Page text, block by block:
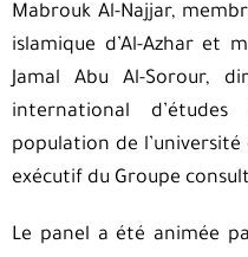
Mabrouk Al-Najjar,
islamique d’Al-Azhar et
Jamal Abu Al-Sorour,
international
population de l’université
exécutif du Groupe
Le panel a été animée